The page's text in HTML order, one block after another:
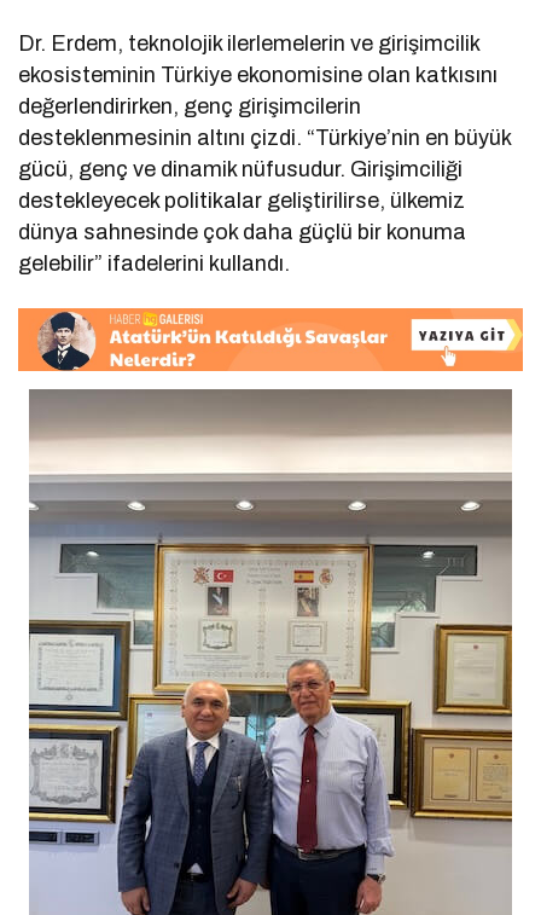
Dr. Erdem, teknolojik ilerlemelerin ve girişimcilik
ekosisteminin Türkiye ekonomisine olan katkısını
değerlendirirken, genç girişimcilerin
desteklenmesinin altını çizdi. “Türkiye’nin en büyük
gücü, genç ve dinamik nüfusudur. Girişimciliği
destekleyecek politikalar geliştirilirse, ülkemiz
dünya sahnesinde çok daha güçlü bir konuma
gelebilir” ifadelerini kullandı.